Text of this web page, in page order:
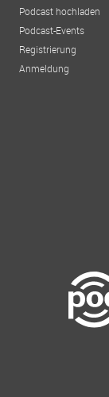
Podcast hochladen
Podcast-Events
Registrierung
Anmeldung